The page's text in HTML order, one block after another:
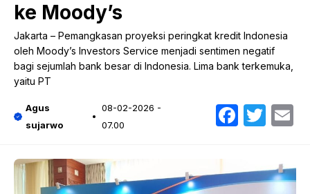
ke Moody’s
Jakarta – Pemangkasan proyeksi peringkat kredit Indonesia
oleh Moody’s Investors Service menjadi sentimen negatif
bagi sejumlah bank besar di Indonesia. Lima bank terkemuka,
yaitu PT
Agus
sujarwo
08-02-2026 -
07.00